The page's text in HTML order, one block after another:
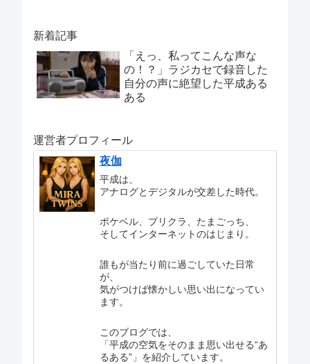
新着記事
「えっ、私ってこんな声な
の！？」ラジカセで録音した
自分の声に絶望した平成ある
ある
運営者プロフィール
夜伽
平成は、
アナログとデジタルが交差した時代。
ポケベル、プリクラ、たまごっち、
そしてインターネットのはじまり。
誰もが当たり前に過ごしていた日常
が、
気がつけば懐かしい思い出になってい
ます。
このブログでは、
「平成の空気をそのまま思い出せる“あ
るある”」を紹介しています。